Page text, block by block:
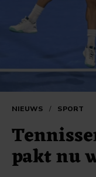
NIEUWS / SPORT
pakt nu